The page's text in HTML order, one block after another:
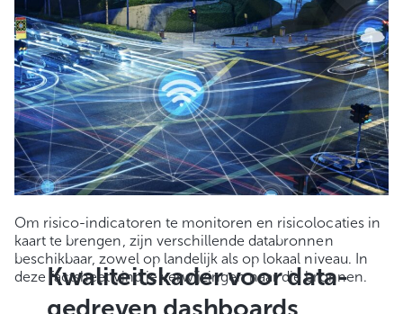
Om risico-indicatoren te monitoren en risicolocaties in
kaart te brengen, zijn verschillende databronnen
beschikbaar, zowel op landelijk als op lokaal niveau. In
deze factsheet vind je verwijzingen naar die bronnen.
Kwaliteitskader voor data-